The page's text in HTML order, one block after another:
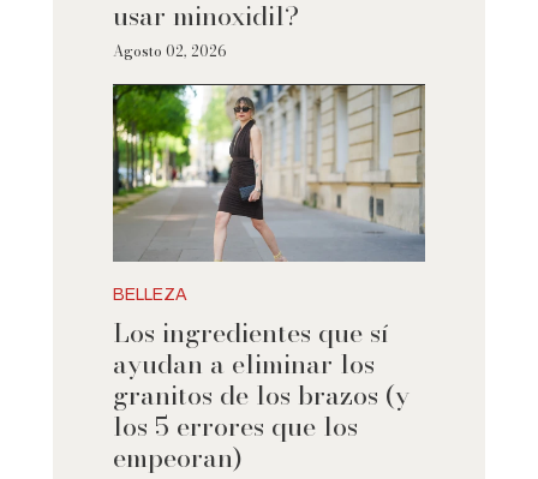
usar minoxidil?
Agosto 02, 2026
BELLEZA
Los ingredientes que sí
ayudan a eliminar los
granitos de los brazos (y
los 5 errores que los
empeoran)